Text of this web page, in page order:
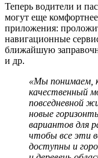
Теперь водители и
могут еще
приложения:
навигационные
ближайшую
и др.
«Мы понимаем,
качественный
повседневной
новые
вариантов для
чтобы все эти
доступны и